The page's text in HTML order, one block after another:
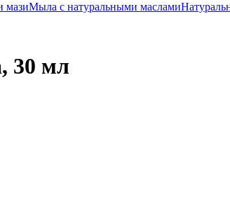
мазиМыла с натуральными маслами
30 мл